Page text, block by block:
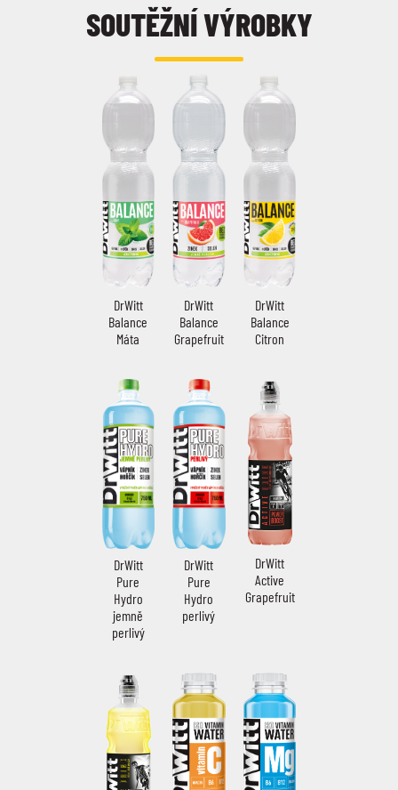
SOUTĚŽNÍ VÝROBKY
DrWitt
Balance
Máta
DrWitt
Balance
Grapefruit
DrWitt
Balance
Citron
DrWitt
Pure
Hydro
jemně
perlivý
DrWitt
Pure
Hydro
perlivý
DrWitt
Active
Grapefruit